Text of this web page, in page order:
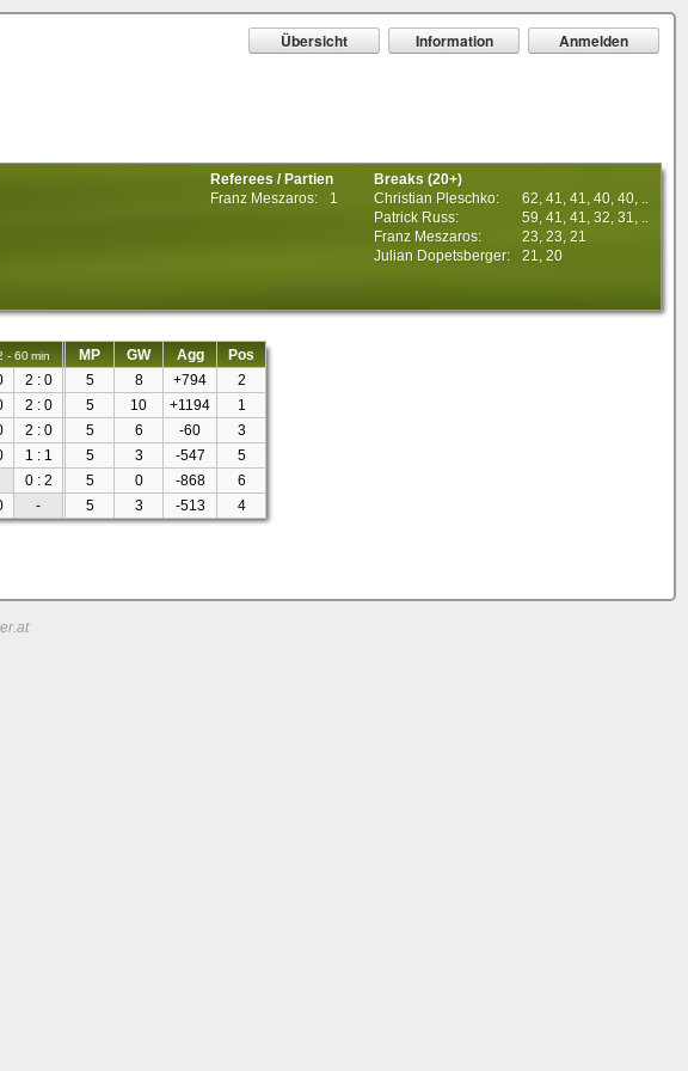
Übersicht Information Anmelden
Referees / Partien
Franz Meszaros:
1
Breaks (20+)
Christian Pleschko:
62, 41, 41, 40, 40, ..
Patrick Russ:
59, 41, 41, 32, 31, ..
Franz Meszaros:
23, 23, 21
Julian Dopetsberger:
21, 20
- 60 min MP GW Agg
Pos
2 : 0 5 8 +794
2
2 : 0 5 10 +1194
1
2 : 0 5 6 -60
3
1 : 1 5 3 -547
5
0 : 2 5 0 -868
6
- 5 3 -513 4